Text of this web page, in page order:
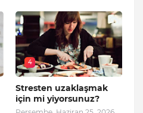
4
Stresten uzaklaşmak
için mi yiyorsunuz?